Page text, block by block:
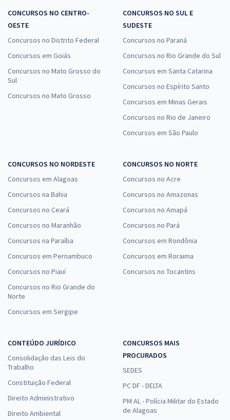
CONCURSOS NO CENTRO-
OESTE
Concursos no Distrito Federal
Concursos em Goiás
Concursos no Mato Grosso do
Sul
Concursos no Mato Grosso
CONCURSOS NO SUL E
SUDESTE
Concursos no Paraná
Concursos no Rio Grande do Sul
Concursos em Santa Catarina
Concursos no Espírito Santo
Concursos em Minas Gerais
Concursos no Rio de Janeiro
Concursos em São Paulo
CONCURSOS NO NORDESTE
Concursos em Alagoas
Concursos na Bahia
Concursos no Ceará
Concursos no Maranhão
Concursos na Paraíba
Concursos em Pernambuco
Concursos no Piauí
Concursos no Rio Grande do
Norte
Concursos em Sergipe
CONCURSOS NO NORTE
Concursos no Acre
Concursos no Amazonas
Concursos no Amapá
Concursos no Pará
Concursos em Rondônia
Concursos em Roraima
Concursos no Tocantins
CONTEÚDO JURÍDICO
Consolidação das Leis do
Trabalho
Constituição Federal
Direito Administrativo
Direito Ambiental
CONCURSOS MAIS
PROCURADOS
SEDES
PC DF - DELTA
PM AL - Polícia Militar do Estado
de Alagoas